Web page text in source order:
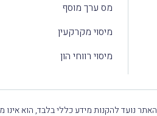
מס ערך מוסף
מיסוי מקרקעין
מיסוי רווחי הון
האתר נועד להקנות מידע כללי בלבד, הוא אינו